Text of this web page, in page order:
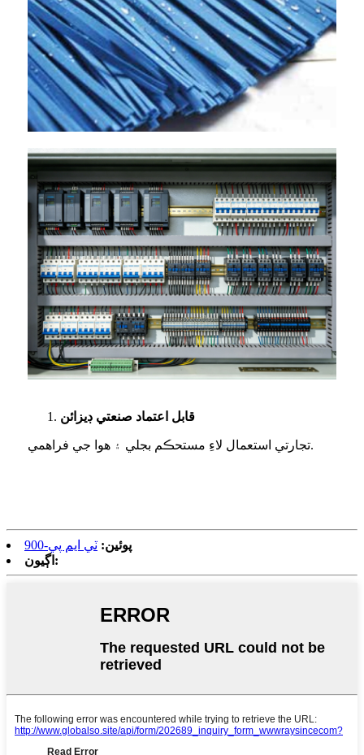
قابل اعتماد صنعتي ڊيزائن
تجارتي استعمال لاءِ مستحڪم بجلي ۽ هوا جي فراهمي.
پوئين: ٽي ايم پي-900
اڳيون: